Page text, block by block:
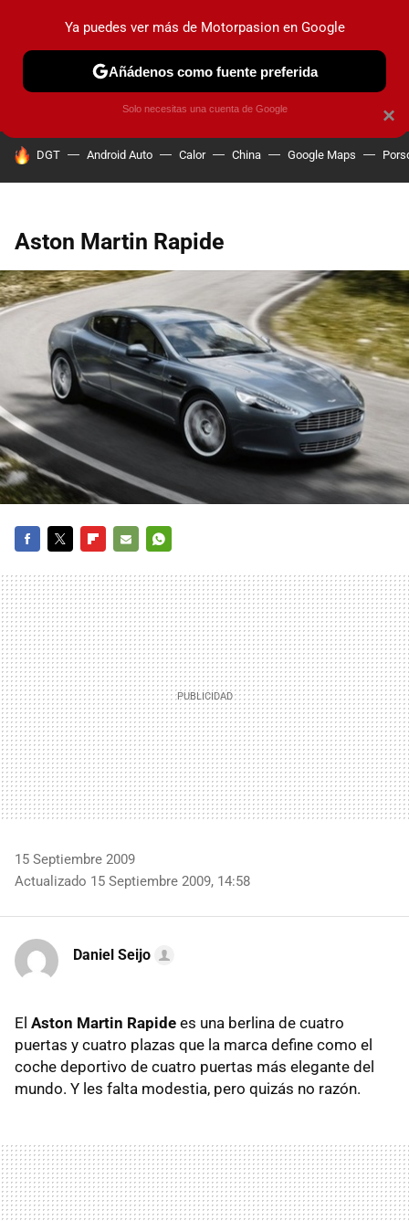
PRUEBAS COCHES ELÉCTRICOS OBSERVATORIO
HOY SE HABLA DE
DGT Android Auto Calor China Google Maps
Aston Martin Rapide
MAIL
15 Septiembre 2009
Actualizado 15 Septiembre 2009, 14:58
Daniel Seijo
El Aston Martin Rapide es una berlina de cuatro
puertas y cuatro plazas que la marca define como el
coche deportivo de cuatro puertas más elegante del
mundo. Y les falta modestia, pero quizás no razón.
×
Ya puedes ver más de Motorpasion en Google
Añádenos como fuente preferida
Solo necesitas una cuenta de Google